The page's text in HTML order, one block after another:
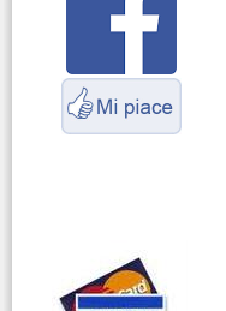
Servizio
Radioelettrico